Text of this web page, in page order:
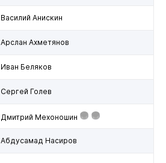
Василий Анискин
Арслан Ахметянов
Иван Беляков
Сергей Голев
Дмитрий Мехоношин
Абдусамад Насиров